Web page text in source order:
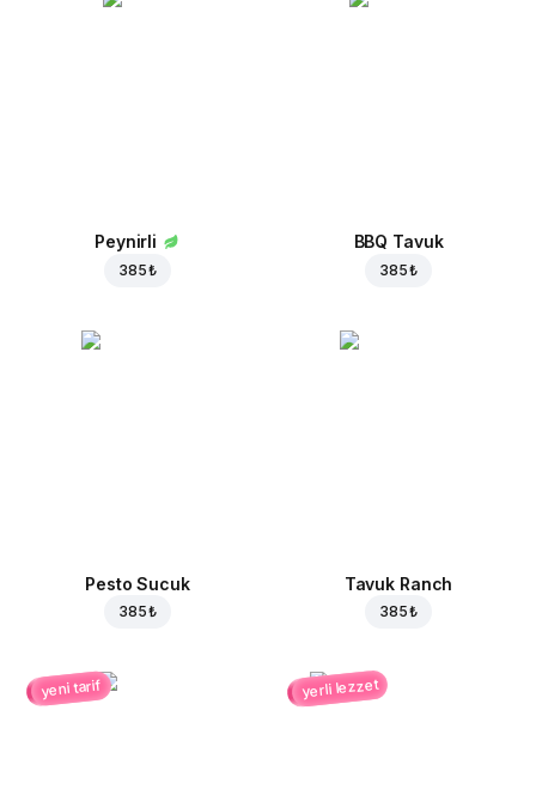
Peynirli
385 ₺
BBQ Tavuk
385 ₺
Pesto Sucuk
385 ₺
Tavuk Ranch
385 ₺
yeni tarif yerli lezzet